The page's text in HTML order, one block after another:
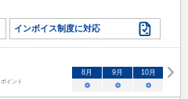
インボイス制度に対応
ポイント
8月 9月 10月
○ ○ ○